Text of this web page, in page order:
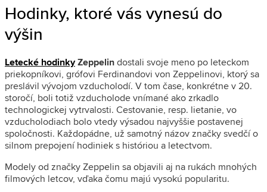
Hodinky, ktoré vás vynesú do
výšin
Letecké hodinkyZeppelindostali svoje meno po leteckom
priekopníkovi, grófovi Ferdinandovi von Zeppelinovi, ktorý sa
preslávil vývojom vzducholodí. V tom čase, konkrétne v 20.
storočí, boli totiž vzducholode vnímané ako zrkadlo
technologickej vytrvalosti. Cestovanie, resp. lietanie, vo
vzducholodiach bolo vtedy výsadou najvyššie postavenej
spoločnosti. Každopádne, už samotný názov značky svedčí o
silnom prepojení hodiniek s históriou a letectvom.
Modely od značky Zeppelin sa objavili aj na rukách mnohých
filmových letcov, vďaka čomu majú vysokú popularitu.